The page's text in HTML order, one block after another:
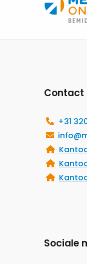
Contact
+31
Sociale